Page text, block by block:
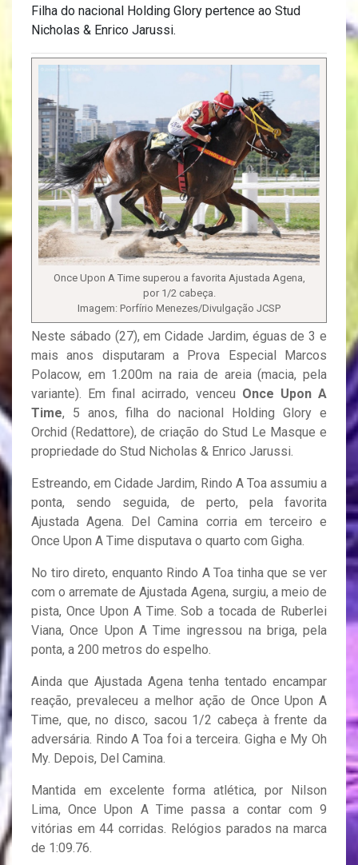
Filha do nacional Holding Glory pertence ao Stud
Nicholas & Enrico Jarussi.
Once Upon A Time superou a favorita Ajustada Agena,
por 1/2 cabeça.
Imagem: Porfírio Menezes/Divulgação JCSP
Neste sábado (27), em Cidade Jardim, éguas de 3 e
mais anos disputaram a Prova Especial Marcos
Polacow, em 1.200m na raia de areia (macia, pela
variante). Em final acirrado, venceu Once Upon A
Time, 5 anos, filha do nacional Holding Glory e
Orchid (Redattore), de criação do Stud Le Masque e
propriedade do Stud Nicholas & Enrico Jarussi.
Estreando, em Cidade Jardim, Rindo A Toa assumiu a
ponta, sendo seguida, de perto, pela favorita
Ajustada Agena. Del Camina corria em terceiro e
Once Upon A Time disputava o quarto com Gigha.
No tiro direto, enquanto Rindo A Toa tinha que se ver
com o arremate de Ajustada Agena, surgiu, a meio de
pista, Once Upon A Time. Sob a tocada de Ruberlei
Viana, Once Upon A Time ingressou na briga, pela
ponta, a 200 metros do espelho.
Ainda que Ajustada Agena tenha tentado encampar
reação, prevaleceu a melhor ação de Once Upon A
Time, que, no disco, sacou 1/2 cabeça à frente da
adversária. Rindo A Toa foi a terceira. Gigha e My Oh
My. Depois, Del Camina.
Mantida em excelente forma atlética, por Nilson
Lima, Once Upon A Time passa a contar com 9
vitórias em 44 corridas. Relógios parados na marca
de 1:09.76.